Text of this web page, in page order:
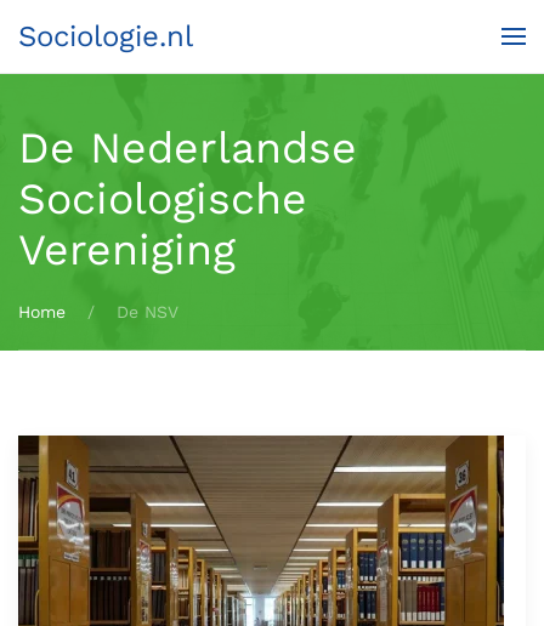
Terug naar hoofdinhoud
Sociologie.nl
De Nederlandse
Sociologische
Vereniging
Home De NSV